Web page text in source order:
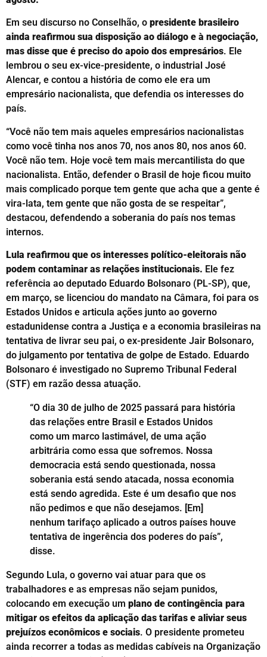
Em seu discurso no Conselhão, o presidente brasileiro
ainda reafirmou sua disposição ao diálogo e à negociação,
mas disse que é preciso do apoio dos empresários. Ele
lembrou o seu ex-vice-presidente, o industrial José
Alencar, e contou a história de como ele era um
empresário nacionalista, que defendia os interesses do
país.
“Você não tem mais aqueles empresários nacionalistas
como você tinha nos anos 70, nos anos 80, nos anos 60.
Você não tem. Hoje você tem mais mercantilista do que
nacionalista. Então, defender o Brasil de hoje ficou muito
mais complicado porque tem gente que acha que a gente é
vira-lata, tem gente que não gosta de se respeitar”,
destacou, defendendo a soberania do país nos temas
internos.
Lula reafirmou que os interesses político-eleitorais não
podem contaminar as relações institucionais. Ele fez
referência ao deputado Eduardo Bolsonaro (PL-SP), que,
em março, se licenciou do mandato na Câmara, foi para os
Estados Unidos e articula ações junto ao governo
estadunidense contra a Justiça e a economia brasileiras na
tentativa de livrar seu pai, o ex-presidente Jair Bolsonaro,
do julgamento por tentativa de golpe de Estado. Eduardo
Bolsonaro é investigado no Supremo Tribunal Federal
(STF) em razão dessa atuação.
“O dia 30 de julho de 2025 passará para história
das relações entre Brasil e Estados Unidos
como um marco lastimável, de uma ação
arbitrária como essa que sofremos. Nossa
democracia está sendo questionada, nossa
soberania está sendo atacada, nossa economia
está sendo agredida. Este é um desafio que nos
não pedimos e que não desejamos. [Em]
nenhum tarifaço aplicado a outros países houve
tentativa de ingerência dos poderes do país”,
disse.
Segundo Lula, o governo vai atuar para que os
trabalhadores e as empresas não sejam punidos,
colocando em execução um plano de contingência para
mitigar os efeitos da aplicação das tarifas e aliviar seus
prejuízos econômicos e sociais. O presidente prometeu
ainda recorrer a todas as medidas cabíveis na Organização